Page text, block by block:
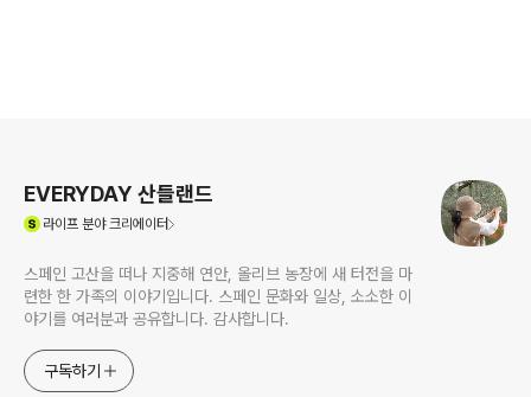
EVERYDAY 산들랜드
라이프 분야 크리에이터
스페인 고산을 떠나 지중해 연안, 올리브 농장에 새 터전을 마
련한 한 가족의 이야기입니다. 스페인 문화와 일상, 소소한 이
야기를 여러분과 공유합니다. 감사합니다.
구독하기